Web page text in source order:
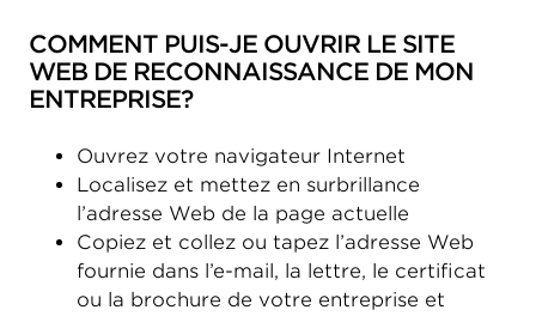
COMMENT PUIS-JE OUVRIR LE SITE
WEB DE RECONNAISSANCE DE MON
ENTREPRISE?
Ouvrez votre navigateur Internet
Localisez et mettez en surbrillance
l’adresse Web de la page actuelle
Copiez et collez ou tapez l’adresse Web
fournie dans l’e-mail, la lettre, le certificat
ou la brochure de votre entreprise et